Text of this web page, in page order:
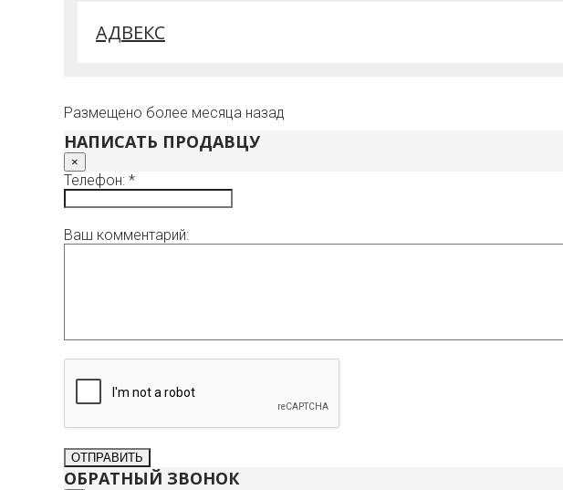
АДВЕКС
Размещено более месяца назад
НАПИСАТЬ ПРОДАВЦУ
×
Телефон: *
Ваш комментарий:
ОБРАТНЫЙ ЗВОНОК